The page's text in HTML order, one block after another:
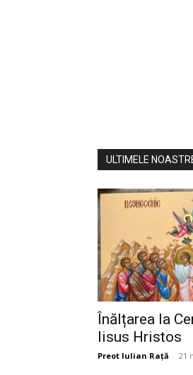
ULTIMELE
Înălțarea la
Iisus Hristos
Preot Iulian Raţă - 21